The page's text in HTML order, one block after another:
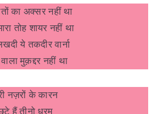
का अक्सर नहीं था
तोह शायर नहीं था
ये तकदीर वार्ना
मुक़द्दर नहीं था
नज़रों के कारन
हैं तीनो धरम